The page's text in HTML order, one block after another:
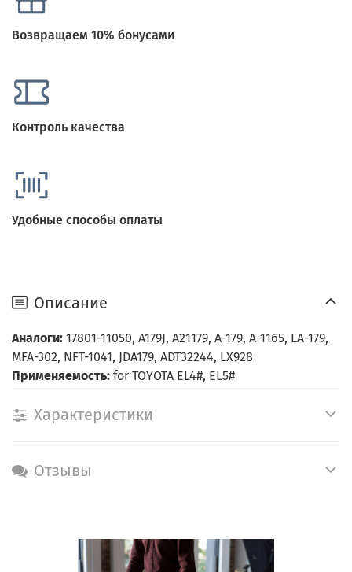
Возвращаем 10% бонусами
Контроль качества
Удобные способы оплаты
Описание
Аналоги: 17801-11050, A179J, A21179, A-179, A-1165, LA-179,
MFA-302, NFT-1041, JDA179, ADT32244, LX928
Применяемость: for TOYOTA EL4#, EL5#
Характеристики
Отзывы